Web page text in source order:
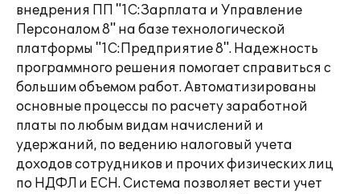
внедрения ПП "1С:Зарплата и Управление
Персоналом 8" на базе технологической
платформы "1С:Предприятие 8". Надежность
программного решения помогает справиться с
большим объемом работ. Автоматизированы
основные процессы по расчету заработной
платы по любым видам начислений и
удержаний, по ведению налоговый учета
доходов сотрудников и прочих физических лиц
по НДФЛ и ЕСН. Система позволяет вести учет